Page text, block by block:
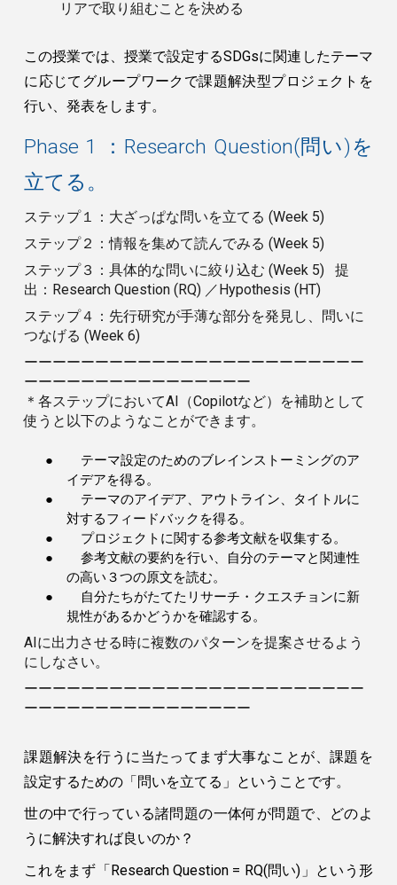
リアで取り組むことを決める
この授業では、授業で設定するSDGsに関連したテーマ
に応じてグループワークで課題解決型プロジェクトを
行い、発表をします。
Phase 1 ：Research Question(問い)を
立てる。
ステップ１：大ざっぱな問いを立てる (Week 5)
ステップ２：情報を集めて読んでみる (Week 5)
ステップ３：具体的な問いに絞り込む (Week 5) 提
出：Research Question (RQ) ／Hypothesis (HT)
ステップ４：先行研究が手薄な部分を発見し、問いに
つなげる (Week 6)
ーーーーーーーーーーーーーーーーーーーーーーーー
ーーーーーーーーーーーーーーーー
＊各ステップにおいてAI（Copilotなど）を補助として
使うと以下のようなことができます。
●
テーマ設定のためのブレインストーミングのア
イデアを得る。
●
テーマのアイデア、アウトライン、タイトルに
対するフィードバックを得る。
●
プロジェクトに関する参考文献を収集する。
●
参考文献の要約を行い、自分のテーマと関連性
の高い３つの原文を読む。
●
自分たちがたてたリサーチ・クエスチョンに新
規性があるかどうかを確認する。
AIに出力させる時に複数のパターンを提案させるよう
にしなさい。
ーーーーーーーーーーーーーーーーーーーーーーーー
ーーーーーーーーーーーーーーーー
課題解決を行うに当たってまず大事なことが、課題を
設定するための「問いを立てる」ということです。
世の中で行っている諸問題の一体何が問題で、どのよ
うに解決すれば良いのか？
これをまず「Research Question = RQ(問い)」という形